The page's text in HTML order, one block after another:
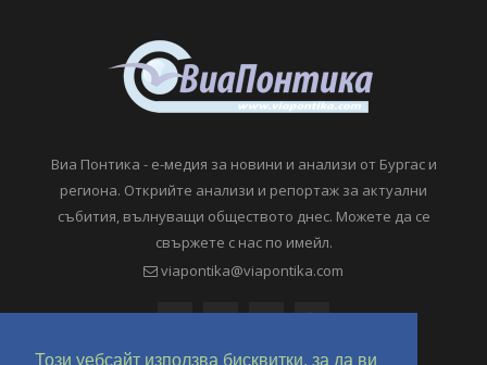
Този уебсайт използва бисквитки, за да ви
Виа Понтика - е-медия за новини и анализи от Бургас и
региона. Открийте анализи и репортаж за актуални
събития, вълнуващи обществото днес. Можете да се
свържете с нас по имейл.
viapontika@viapontika.com